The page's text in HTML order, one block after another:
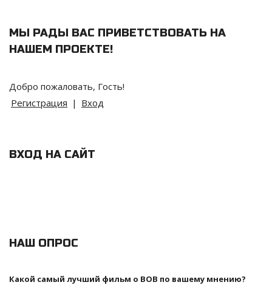
МЫ РАДЫ ВАС ПРИВЕТСТВОВАТЬ НА
НАШЕМ ПРОЕКТЕ!
Добро пожаловать, Гость!
Регистрация | Вход
ВХОД НА САЙТ
НАШ ОПРОС
Какой самый лучший фильм о ВОВ по вашему мнению?